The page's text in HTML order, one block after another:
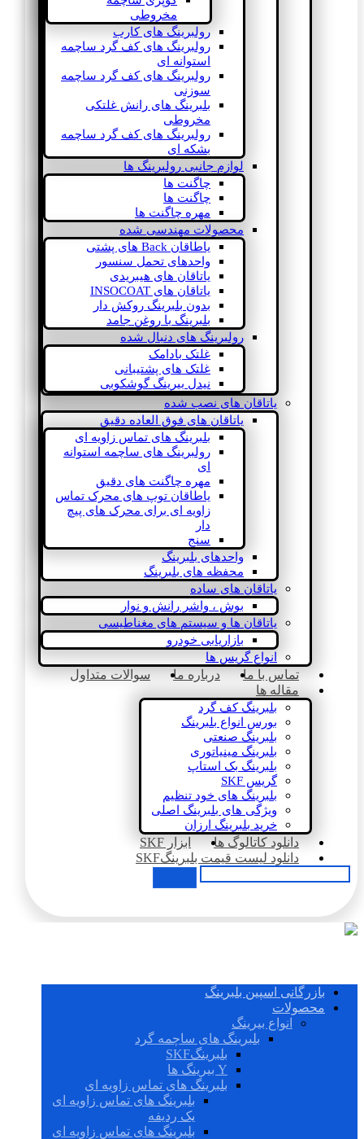
مخروطی
رولبرینگ های کارب
رولبرینگ های کف گرد ساچمه
استوانه ای
رولبرینگ های کف گرد ساچمه
سوزنی
بلبرینگ های رانش غلتکی
مخروطی
رولبرینگ های کف گرد ساچمه
بشکه ای
لوازم جانبی رولبرینگ ها
چاگنت ها
چاگنت ها
مهره چاگنت ها
محصولات مهندسی شده
یاطاقان Back های پشتی
واحدهای تحمل سنسور
یاتاقان های هیبریدی
یاتاقان های INSOCOAT
بدون بلبرینگ روکش دار
بلبرینگ با روغن جامد
رولبرینگ های دنبال شده
غلتک بادامک
غلتک های پشتیبانی
نیدل بیرینگ گوشکوبی
یاتاقان های نصب شده
یاتاقان های فوق العاده دقیق
بلبرینگ های تماس زاویه ای
رولبرینگ های ساچمه استوانه
ای
مهره چاگنت های دقیق
یاطاقان توپ های محرک تماس
زاویه ای برای محرک های پیچ
دار
سنج
واحدهای بلبرینگ
محفظه های بلبرینگ
یاتاقان های ساده
بوش ، واشر رانش و نوار
یاتاقان ها و سیستم های مغناطیسی
بازاریابی خودرو
انواع گریس ها
تماس با ما درباره ما
سوالات متداول
مقاله ها
بلبرینگ کف گرد
بورس انواع بلبرینگ
بلبرینگ صنعتی
بلبرینگ مینیاتوری
بلبرینگ بک استاپ
گریس SKF
بلبرینگ های خود تنظیم
ویژگی های بلبرینگ اصلی
خرید بلبرینگ ارزان
دانلود کاتالوگ ها
ابزار SKF
دانلود لیست قیمت بلبرینگSKF
بازرگانی اسپین بلبرینگ
محصولات
انواع بیرینگ
بلبرینگ های ساچمه گرد
بلبرینگSKF
Y بیرینگ ها
بلبرینگ های تماس زاویه ای
بلبرینگ های تماس زاویه ای
یک ردیفه
بلبرینگ های تماس زاویه ای